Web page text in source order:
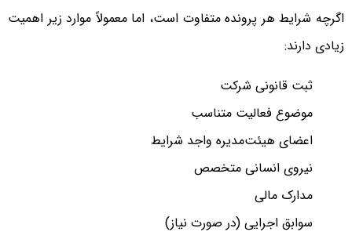
اگرچه شرایط هر پرونده متفاوت است، اما معمولاً موارد زیر اهمیت
زیادی دارند:
ثبت قانونی شرکت
موضوع فعالیت متناسب
اعضای هیئت‌مدیره واجد شرایط
نیروی انسانی متخصص
مدارک مالی
سوابق اجرایی (در صورت نیاز)